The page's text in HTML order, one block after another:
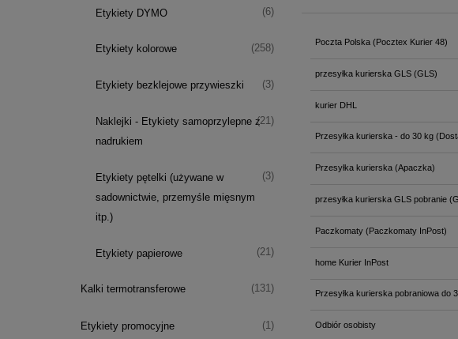
Etykiety DYMO (6)
Etykiety kolorowe (258)
Etykiety bezklejowe przywieszki (3)
Naklejki - Etykiety samoprzylepne z
nadrukiem
(21)
Etykiety pętelki (używane w
sadownictwie, przemyśle mięsnym
itp.)
(3)
Etykiety papierowe (21)
Kalki termotransferowe (131)
Etykiety promocyjne (1)
Poczta Polska(Pocztex Kurier 48)
przesyłka kurierska GLS(GLS)
kurier DHL
Przesyłka kurierska - do 30 kg
Przesyłka kurierska (Apaczka)
przesyłka kurierska GLS pobranie
Paczkomaty(Paczkomaty InPost)
home Kurier InPost
Przesyłka kurierska pobraniowa do
Odbiór osobisty